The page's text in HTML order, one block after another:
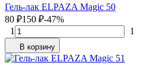
Гель-лак ELPAZA Magic 50
80 ₽150 ₽-47%
1
1
В корзину